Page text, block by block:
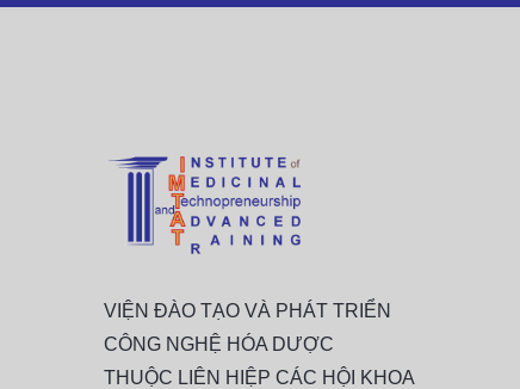
VIỆN ĐÀO TẠO VÀ PHÁT TRIỂN
CÔNG NGHỆ HÓA DƯỢC
THUỘC LIÊN HIỆP CÁC HỘI KHOA